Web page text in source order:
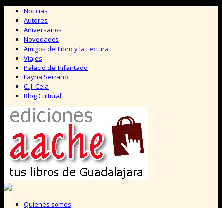
Saltar
contenido
Noticias
Autores
Aniversarios
Novedades
Amigos del Libro y la Lectura
Viajes
Palacio del Infantado
Layna Serrano
C. J. Cela
Blog Cultural
Quienes somos